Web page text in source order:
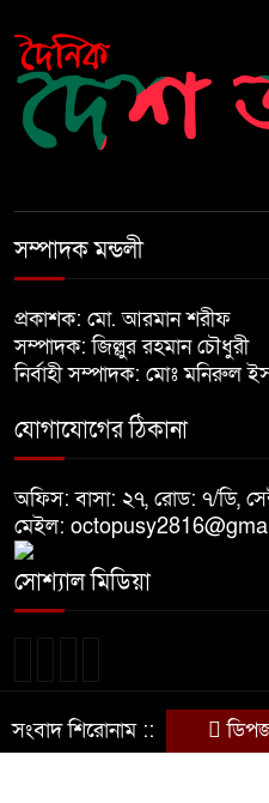
৬
৮
৯
১০
সম্পাদক মন্ডলী
প্রকাশক: মো. আরমান শরীফ
সম্পাদক: জিল্লুর রহমান চৌধুরী
নির্বাহী সম্পাদক: মোঃ মনিরুল
যোগাযোগের ঠিকানা
অফিস: বাসা: ২৭, রোড: ৭/ডি,
মেইল:
সোশ্যাল মিডিয়া
© সর্বস্বত্ব
সংবাদ শিরোনাম ::